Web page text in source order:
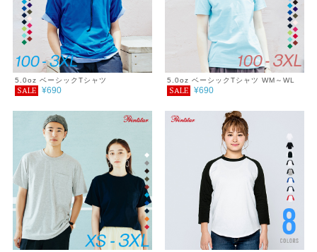
5.0oz ベーシックTシャツ
SALE ¥690
5.0oz ベーシックTシャツ WM～WL
SALE ¥690